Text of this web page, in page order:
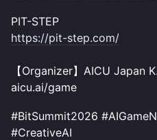
PIT-STEP
https://pit-step.com/
【Organizer】AICU Japan
aicu.ai/game
#BitSummit2026
#CreativeAI